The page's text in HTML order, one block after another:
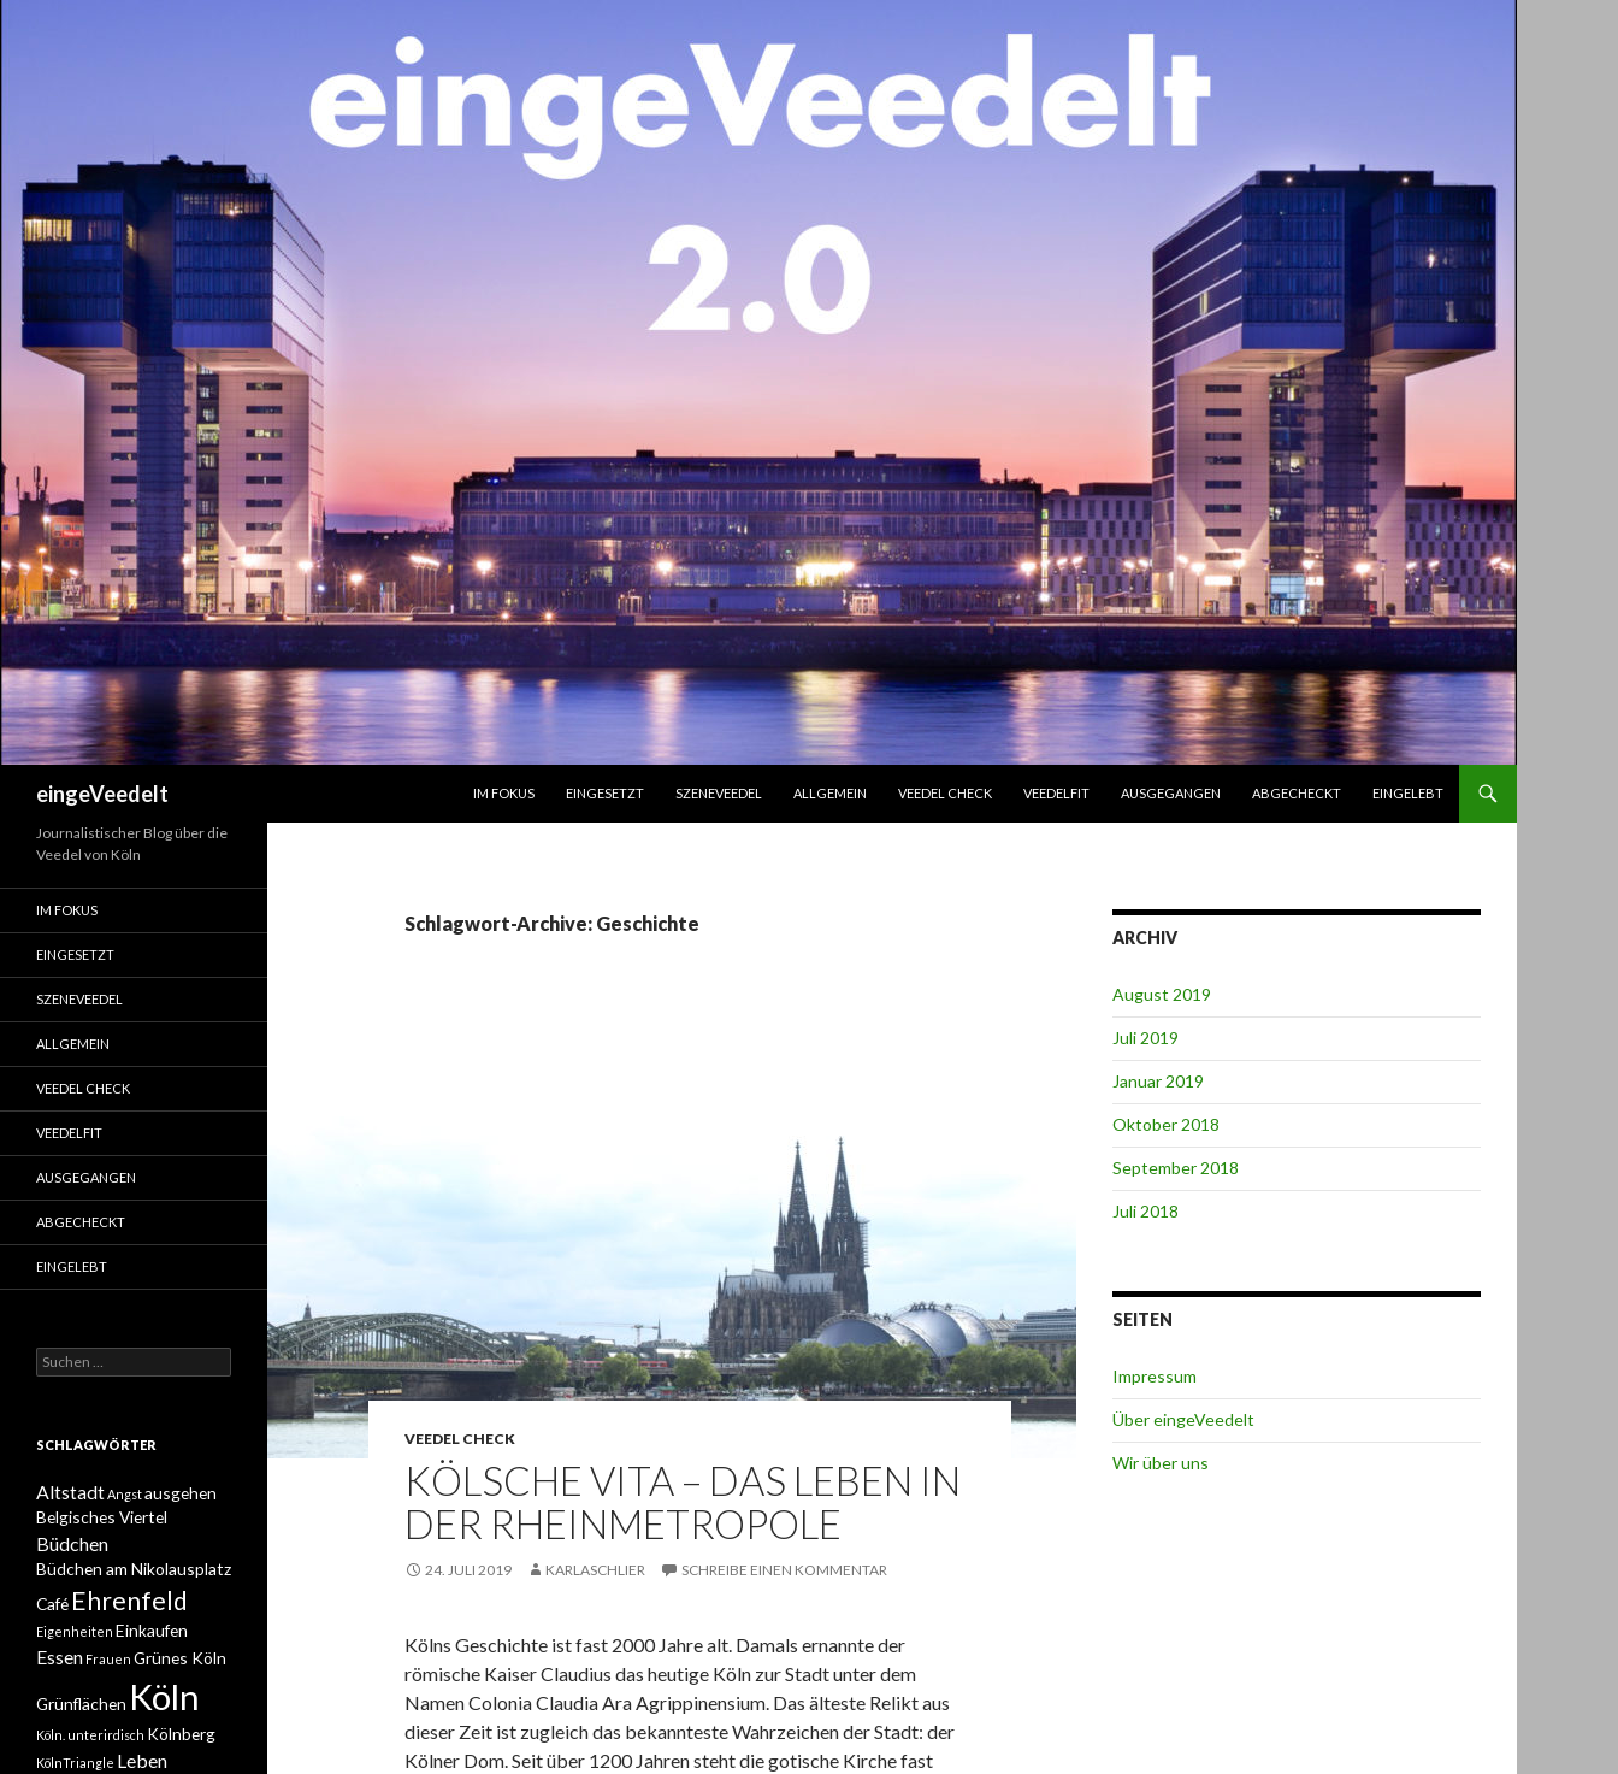
eingeVeedelt
IM FOKUS
EINGESETZT SZENEVEEDEL ALLGEMEIN VEEDEL CHECK VEEDELFIT AUSGEGANGEN ABGECHECKT EINGELEBT
Schlagwort-Archive: Geschichte
VEEDEL CHECK
KÖLSCHE VITA – DAS LEBEN IN
DER RHEINMETROPOLE
24. JULI 2019 KARLASCHLIER SCHREIBE EINEN KOMMENTAR
Kölns Geschichte ist fast 2000 Jahre alt. Damals ernannte der
römische Kaiser Claudius das heutige Köln zur Stadt unter dem
Namen Colonia Claudia Ara Agrippinensium. Das älteste Relikt aus
dieser Zeit ist zugleich das bekannteste Wahrzeichen der Stadt: der
Kölner Dom. Seit über 1200 Jahren steht die gotische Kirche fast
ARCHIV
August 2019
Juli 2019
Januar 2019
Oktober 2018
September 2018
Juli 2018
SEITEN
Impressum
Über eingeVeedelt
Wir über uns
Journalistischer Blog über die
Veedel von Köln
IM FOKUS
EINGESETZT
SZENEVEEDEL
ALLGEMEIN
VEEDEL CHECK
VEEDELFIT
AUSGEGANGEN
ABGECHECKT
EINGELEBT
Suchen
nach:
SCHLAGWÖRTER
AltstadtAngstausgehen
Belgisches Viertel
Büdchen
Büdchen am Nikolausplatz
Café Ehrenfeld
Eigenheiten Einkaufen
Essen Frauen Grünes Köln
Grünflächen Köln
Köln. unterirdisch Kölnberg
KölnTriangle Leben